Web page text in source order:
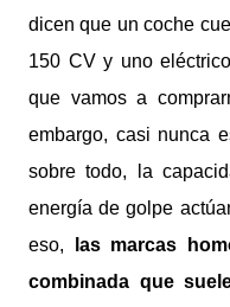
dicen que un coche
150 CV y uno
que vamos a
embargo, casi nunca
sobre todo, la
energía de golpe
eso, las marcas
combinada que